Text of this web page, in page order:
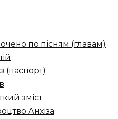
по пісням (главам)
(паспорт)
зміст
Анхіза